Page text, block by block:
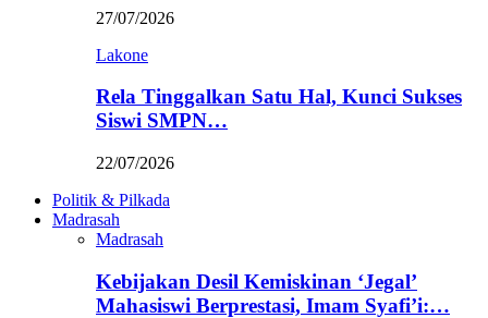
27/07/2026
Lakone
Rela Tinggalkan Satu Hal, Kunci Sukses
Siswi SMPN…
22/07/2026
Politik & Pilkada
Madrasah
Madrasah
Kebijakan Desil Kemiskinan ‘Jegal’
Mahasiswi Berprestasi, Imam Syafi’i:…